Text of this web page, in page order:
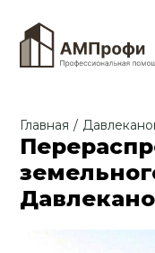
Главная /